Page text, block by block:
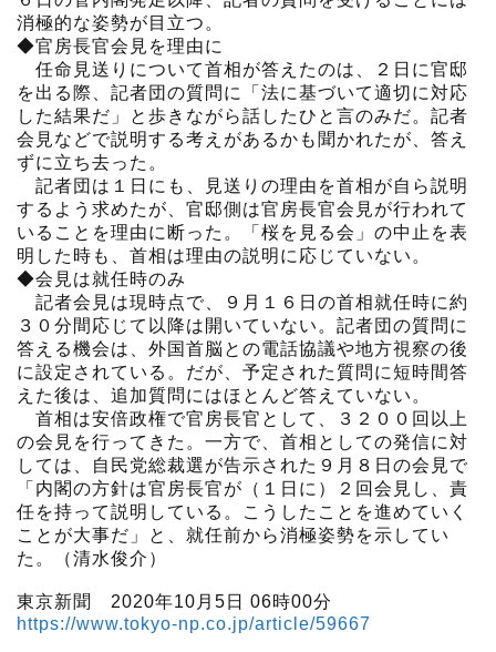
消極的な姿勢が目立つ。
◆官房長官会見を理由に
任命見送りについて首相が答えたのは、２日に官邸
を出る際、記者団の質問に「法に基づいて適切に対応
した結果だ」と歩きながら話したひと言のみだ。記者
会見などで説明する考えがあるかも聞かれたが、答え
ずに立ち去った。
記者団は１日にも、見送りの理由を首相が自ら説明
するよう求めたが、官邸側は官房長官会見が行われて
いることを理由に断った。「桜を見る会」の中止を表
明した時も、首相は理由の説明に応じていない。
◆会見は就任時のみ
記者会見は現時点で、９月１６日の首相就任時に約
３０分間応じて以降は開いていない。記者団の質問に
答える機会は、外国首脳との電話協議や地方視察の後
に設定されている。だが、予定された質問に短時間答
えた後は、追加質問にはほとんど答えていない。
首相は安倍政権で官房長官として、３２００回以上
の会見を行ってきた。一方で、首相としての発信に対
しては、自民党総裁選が告示された９月８日の会見で
「内閣の方針は官房長官が（１日に）２回会見し、責
任を持って説明している。こうしたことを進めていく
ことが大事だ」と、就任前から消極姿勢を示してい
た。（清水俊介）
東京新聞 2020年10月5日 06時00分
https://www.tokyo-np.co.jp/article/59667